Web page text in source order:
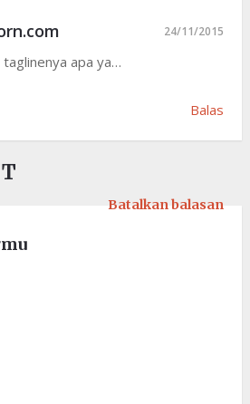
24/11/2015
apa ya…
Balas
Batalkan balasan